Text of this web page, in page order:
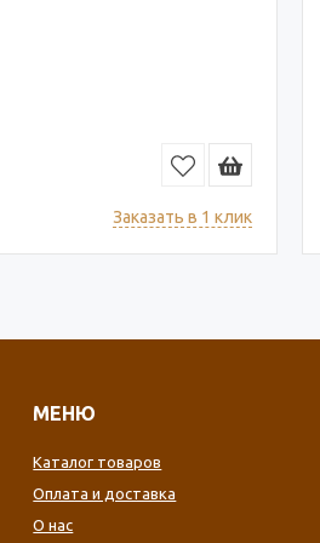
Заказать в 1 клик
МЕНЮ
Каталог товаров
Оплата и доставка
О нас